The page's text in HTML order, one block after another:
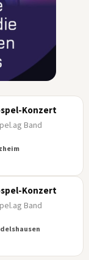
Konzert
Band
Konzert
Band